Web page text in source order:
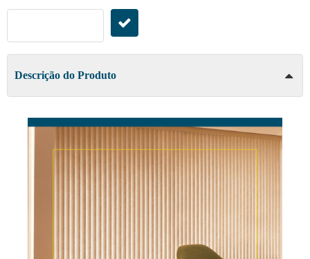
Descrição do Produto